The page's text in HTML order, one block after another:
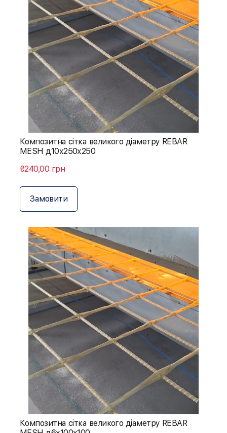
Композитна сітка великого діаметру REBAR
MESH д10х250х250
₴240,00 грн
Замовити
Композитна сітка великого діаметру REBAR